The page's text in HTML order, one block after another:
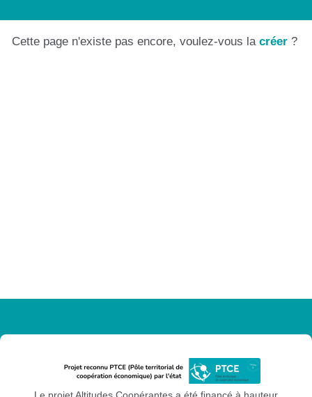
Cette page n'existe pas encore, voulez-vous la créer ?